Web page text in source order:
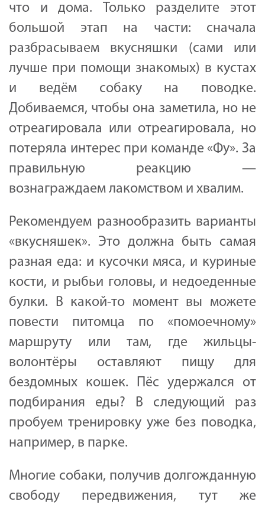
что и дома. Только разделите этот
большой этап на части: сначала
разбрасываем вкусняшки (сами или
лучше при помощи знакомых) в кустах
и ведём собаку на поводке.
Добиваемся, чтобы она заметила, но не
отреагировала или отреагировала, но
потеряла интерес при команде «Фу». За
правильную реакцию —
вознаграждаем лакомством и хвалим.
Рекомендуем разнообразить варианты
«вкусняшек». Это должна быть самая
разная еда: и кусочки мяса, и куриные
кости, и рыбьи головы, и недоеденные
булки. В какой-то момент вы можете
повести питомца по «помоечному»
маршруту или там, где жильцы-
волонтёры оставляют пищу для
бездомных кошек. Пёс удержался от
подбирания еды? В следующий раз
пробуем тренировку уже без поводка,
например, в парке.
Многие собаки, получив долгожданную
свободу передвижения, тут же